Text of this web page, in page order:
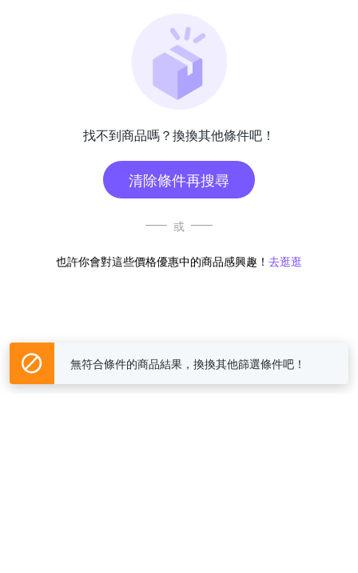
找不到商品嗎？換換其他條件吧！
清除條件再搜尋
或
也許你會對這些價格優惠中的商品感興趣！ 去逛逛
無符合條件的商品結果，換換其他篩選條件吧！